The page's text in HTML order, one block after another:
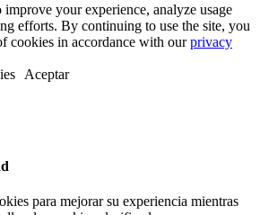
improve your experience, analyze usage
efforts. By continuing to use the site, you
cookies in accordance with ourprivacy
Aceptar
para mejorar su experiencia mientras